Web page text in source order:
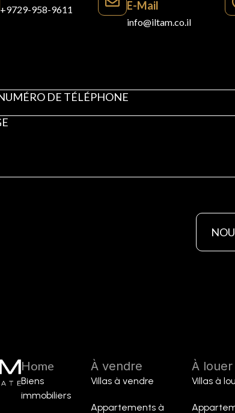
+9729-958-9611
E-Mail
info@iltam.co.il
Home
Biens
immobiliers
À vendre
Villas à vendre
Appartements à
À louer
Villas à